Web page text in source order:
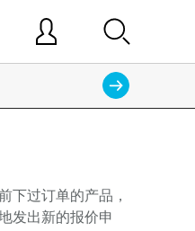
下过订单的产品，
发出新的报价申